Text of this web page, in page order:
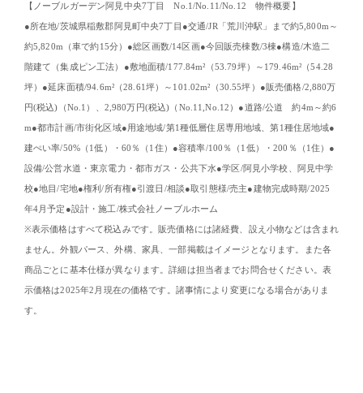
【ノーブルガーデン阿見中央7丁目No.1/No.11/No.12 物件概要】
●所在地/茨城県稲敷郡阿見町中央7丁目 ●交通/JR 「荒川沖駅」まで約5,800m ～
約5,820m （車で約15分） ●総区画数/14区画●今回販売棟数/3棟●構造/木造二
階建て（集成ピン工法） ●敷地面積/177.84m² （53.79坪）～ 179.46m² （54.28
坪） ●延床面積/94.6m² （28.61 坪）～ 101.02m² （30.55坪） ●販売価格/2,880万
円(税込) （No.1 ）、 2,980万円(税込) （ No.11,No.12 ） ●道路/公道 約4m ～約6
m●都市計画/市街化区域●用途地域/第1 種低層住居専用地域、第1 種住居地域●
建ぺい率/50% （ 1低）・ 60 ％（ 1 住） ●容積率/100 ％（ 1 低）・200 ％（ 1 住） ●
設備/公営水道・東京電力・都市ガス・公共下水●学区 /阿見小学校、阿見中学
校●地目/宅地●権利/所有権●引渡日 /相談●取引態様/売主●建物完成時期/2025
年4月予定 ●設計・施工/株式会社ノーブルホーム
※表示価格はすべて税込みです。販売価格には諸経費、設え小物などは含まれ
ません。外観パース、外構、家具、一部掲載はイメージとなります。また各
商品ごとに基本仕様が異なります。詳細は担当者までお問合せください。表
示価格は2025年2 月現在の価格です。諸事情により変更になる場合がありま
す。